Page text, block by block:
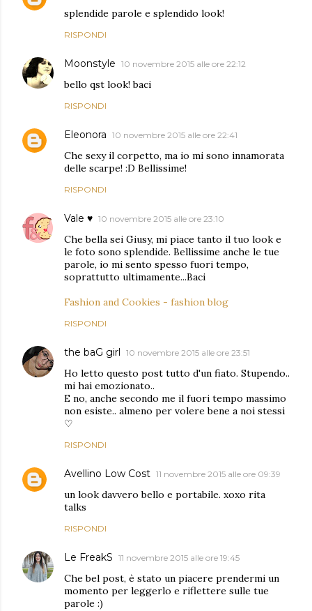
splendide parole e splendido look!
RISPONDI
Moonstyle 10 novembre 2015 alle ore 22:12
bello qst look! baci
RISPONDI
Eleonora 10 novembre 2015 alle ore 22:41
Che sexy il corpetto, ma io mi sono innamorata
delle scarpe! :D Bellissime!
RISPONDI
Vale ♥ 10 novembre 2015 alle ore 23:10
Che bella sei Giusy, mi piace tanto il tuo look e
le foto sono splendide. Bellissime anche le tue
parole, io mi sento spesso fuori tempo,
soprattutto ultimamente...Baci
Fashion and Cookies - fashion blog
RISPONDI
the baG girl 10 novembre 2015 alle ore 23:51
Ho letto questo post tutto d'un fiato. Stupendo..
mi hai emozionato..
E no, anche secondo me il fuori tempo massimo
non esiste.. almeno per volere bene a noi stessi
♡
RISPONDI
Avellino Low Cost 11 novembre 2015 alle ore 09:39
un look davvero bello e portabile. xoxo rita
talks
RISPONDI
Le FreakS 11 novembre 2015 alle ore 19:45
Che bel post, è stato un piacere prendermi un
momento per leggerlo e riflettere sulle tue
parole :)